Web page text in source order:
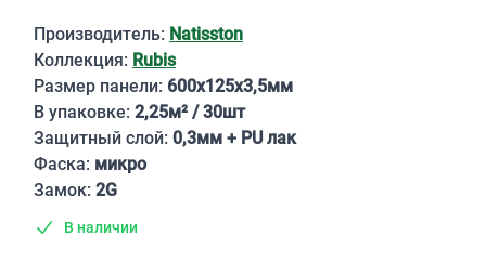
Описание
Производитель: Natisston
Коллекция: Rubis
Размер панели: 600х125х3,5мм
В упаковке: 2,25м² / 30шт
Защитный слой: 0,3мм + PU лак
Фаска: микро
Замок: 2G
В наличии